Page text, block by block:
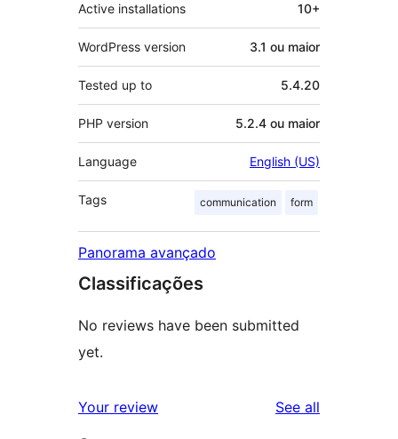
Active installations 10+
WordPress version 3.1 ou maior
Tested up to 5.4.20
PHP version 5.2.4 ou maior
Language English (US)
Tags communication form
Panorama avançado
Classificações
No reviews have been submitted
yet.
Your review See all